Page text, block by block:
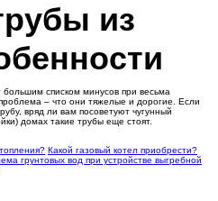
из
списком минусов при весьма
– что они тяжелые и дорогие. Если
вряд ли вам посоветуют чугунный
домах такие трубы еще стоят.
Какой газовый котел приобрести?
грунтовых вод при устройстве выгребной